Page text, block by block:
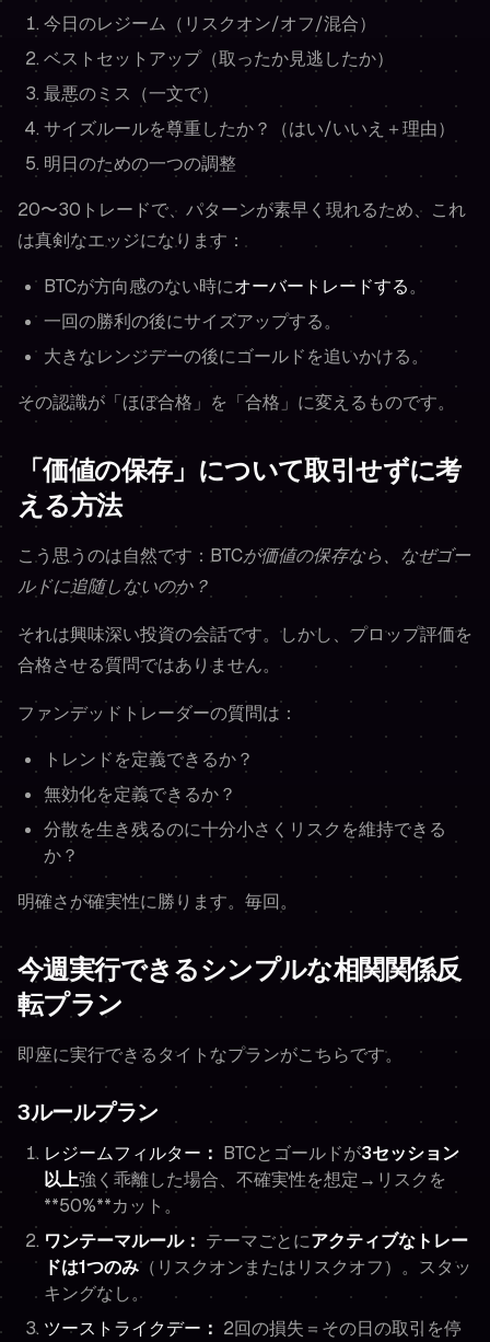
今日のレジーム（リスクオン/オフ/混合）
ベストセットアップ（取ったか見逃したか）
最悪のミス（一文で）
サイズルールを尊重したか？（はい/いいえ＋理由）
明日のための一つの調整
20〜30トレードで、パターンが素早く現れるため、これ
は真剣なエッジになります：
BTCが方向感のない時にオーバートレードする。
一回の勝利の後にサイズアップする。
大きなレンジデーの後にゴールドを追いかける。
その認識が「ほぼ合格」を「合格」に変えるものです。
「価値の保存」について取引せずに考
える方法
こう思うのは自然です： BTCが価値の保存なら、なぜゴー
ルドに追随しないのか？
それは興味深い投資の会話です。しかし、プロップ評価を
合格させる質問ではありません。
ファンデッドトレーダーの質問は：
トレンドを定義できるか？
無効化を定義できるか？
分散を生き残るのに十分小さくリスクを維持できる
か？
明確さが確実性に勝ります。毎回。
今週実行できるシンプルな相関関係反
転プラン
即座に実行できるタイトなプランがこちらです。
3ルールプラン
レジームフィルター ： BTCとゴールドが3セッション
以上強く乖離した場合、不確実性を想定→リスクを
**50%**カット。
ワンテーマルール： テーマごとにアクティブなトレー
ドは1つのみ（リスクオンまたはリスクオフ）。スタッ
キングなし。
ツーストライクデー ： 2回の損失＝その日の取引を停